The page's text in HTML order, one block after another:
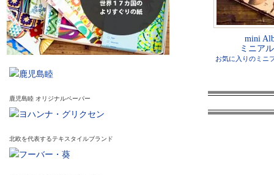
鹿児島睦 オリジナルペーパー
北欧を代表するテキスタイルブランド
mini
ミニア
お気に入りのミニ